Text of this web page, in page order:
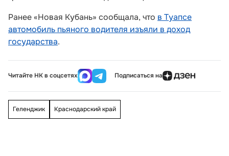
Ранее «Новая Кубань» сообщала, что в Туапсе
автомобиль пьяного водителя изъяли в доход
государства.
Читайте НК в соцсетях Подписаться на
Геленджик Краснодарский край